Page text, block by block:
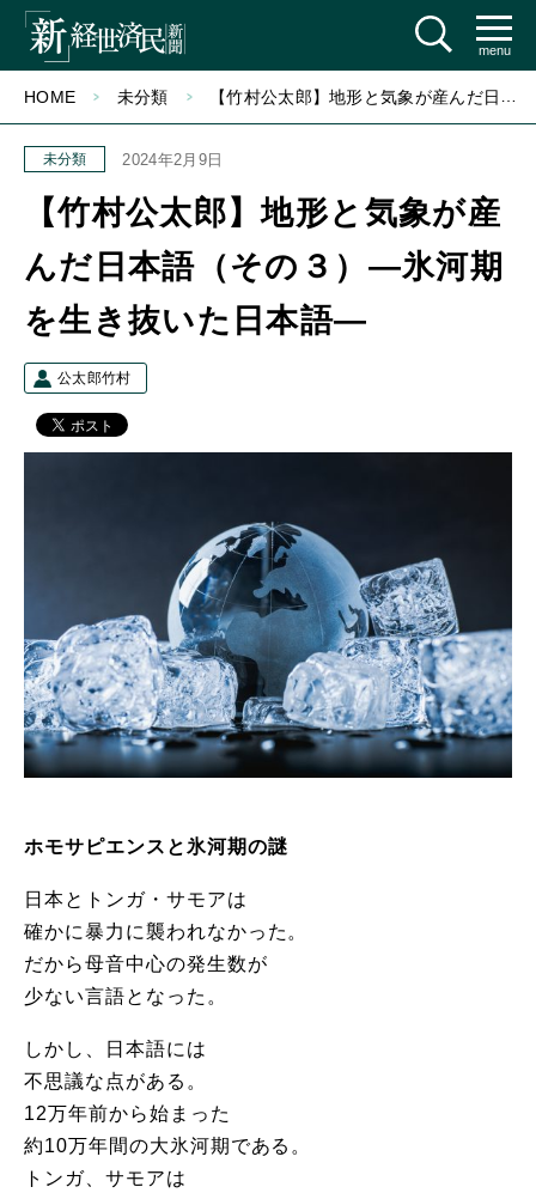
menu
HOME 未分類 【竹村公太郎】地形と気象が産んだ日本語（その３）―氷河期を生き抜いた日本語―
未分類 2024年2月9日
【竹村公太郎】地形と気象が産
んだ日本語（その３）―氷河期
を生き抜いた日本語―
公太郎竹村
ホモサピエンスと氷河期の謎
日本とトンガ・サモアは
確かに暴力に襲われなかった。
だから母音中心の発生数が
少ない言語となった。
しかし、日本語には
不思議な点がある。
12万年前から始まった
約10万年間の大氷河期である。
トンガ、サモアは